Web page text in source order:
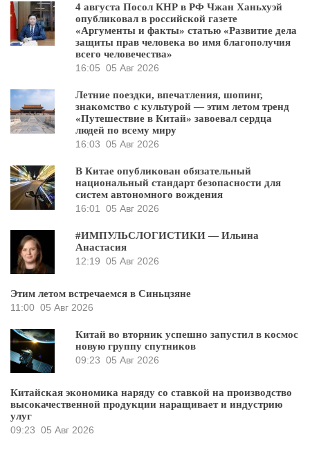
4 августа Посол КНР в РФ Чжан Ханьхуэй
опубликовал в российской газете
«Аргументы и факты» статью «Развитие дела
защиты прав человека во имя благополучия
всего человечества»
16:05 05 Авг 2026
Летние поездки, впечатления, шопинг,
знакомство с культурой — этим летом тренд
«Путешествие в Китай» завоевал сердца
людей по всему миру
16:03 05 Авг 2026
В Китае опубликован обязательный
национальный стандарт безопасности для
систем автономного вождения
16:01
05 Авг 2026
#ИМПУЛЬСЛОГИСТИКИ — Ильина
Анастасия
12:19 05 Авг 2026
Этим летом встречаемся в Синьцзяне
11:00 05 Авг 2026
Китай во вторник успешно запустил в космос
новую группу спутников
09:23 05 Авг 2026
Китайская экономика наряду со ставкой на производство
высокачественной продукции наращивает и индустрию
улуг
09:23 05 Авг 2026